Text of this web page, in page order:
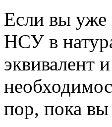
Если вы уже
НСУ в
эквивалент
пор, пока вы